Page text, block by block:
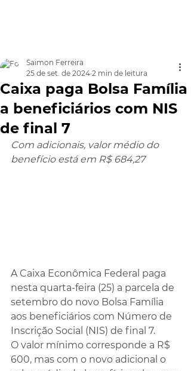
Caixa paga Bolsa Família
a beneficiários com NIS
de final 7
Saimon Ferreira
25 de set. de 2024 2 min de leitura
Com adicionais, valor médio do
benefício está em R$ 684,27
A Caixa Econômica Federal paga
nesta quarta-feira (25) a parcela de
setembro do novo Bolsa Família
aos beneficiários com Número de
Inscrição Social (NIS) de final 7.
O valor mínimo corresponde a R$
600, mas com o novo adicional o